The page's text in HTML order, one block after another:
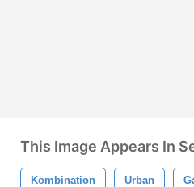
This Image Appears In
Kombination Urban